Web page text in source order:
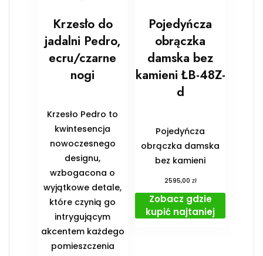
Krzesło do
jadalni Pedro,
ecru/czarne
nogi
Krzesło Pedro to
kwintesencja
nowoczesnego
designu,
wzbogacona o
wyjątkowe detale,
które czynią go
intrygującym
akcentem każdego
pomieszczenia
Pojedyńcza
obrączka
damska bez
kamieni ŁB-48Z-
d
Pojedyńcza
obrączka damska
bez kamieni
2595,00 zł
Zobacz gdzie
kupić najtaniej